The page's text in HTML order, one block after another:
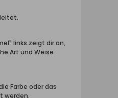
links zeigt dir an,
Art und Weise
Farbe oder das
werden.